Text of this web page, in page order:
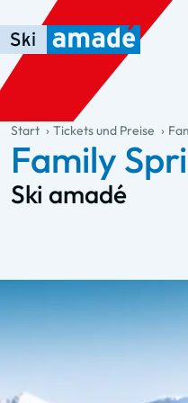
Zum Haupt-Inhalt springen
Springe zur Tabelle
Zur Haupt-Navigation
general.table-of-content
Start Tickets und Preise
Family
Ski amadé